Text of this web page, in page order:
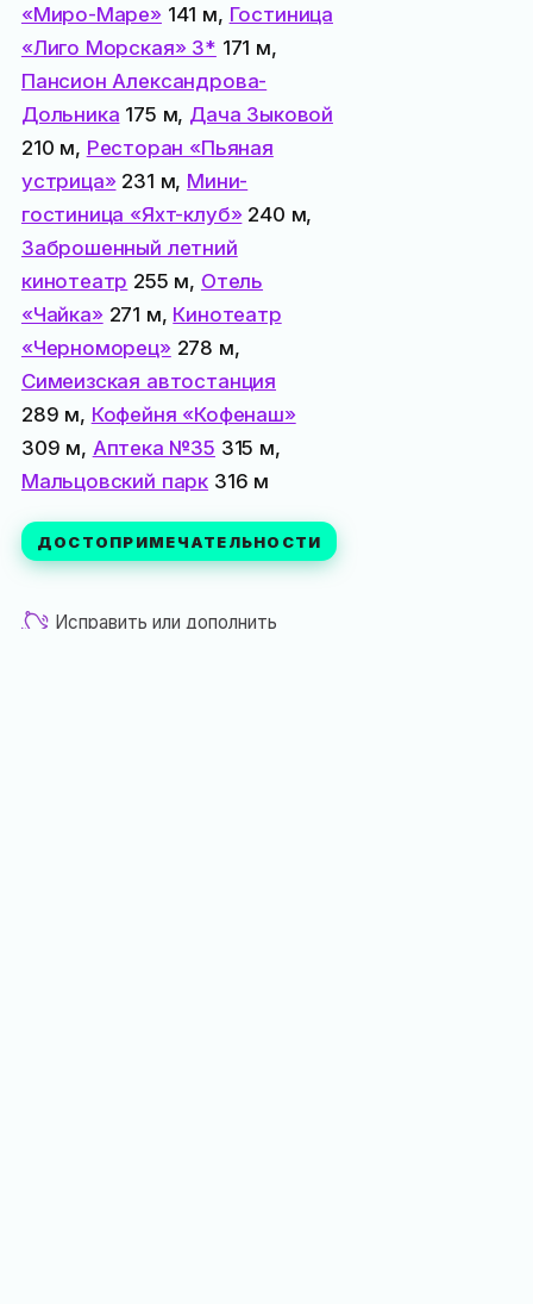
«Миро-Маре»141 м, Гостиница
«Лиго Морская» 3* 171 м,
Пансион Александрова-
Дольника 175 м, Дача Зыковой
210 м, Ресторан «Пьяная
устрица»231 м, Мини-
гостиница «Яхт-клуб»240 м,
Заброшенный летний
кинотеатр 255 м, Отель
«Чайка»271 м, Кинотеатр
«Черноморец»278 м,
Симеизская автостанция
289 м, Кофейня «Кофенаш»
309 м, Аптека №35 315 м,
Мальцовский парк 316 м
ДОСТОПРИМЕЧАТЕЛЬНОСТИ
Исправить или дополнить